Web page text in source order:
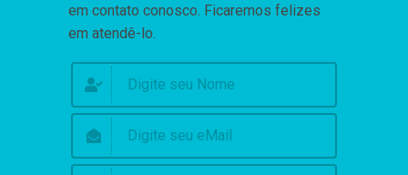
em contato conosco. Ficaremos felizes
em atendê-lo.